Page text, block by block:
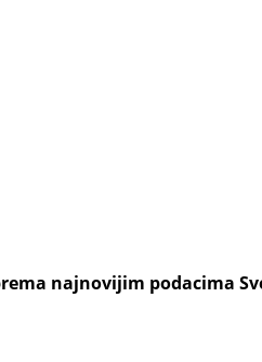
najnovijim podacima